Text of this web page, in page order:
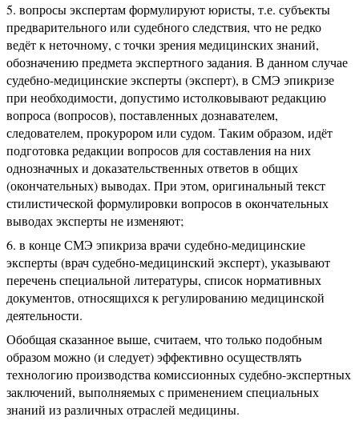
вопросы экспертам формулируют юристы, т.е. субъекты
предварительного или судебного следствия, что не редко
ведёт к неточному, с точки зрения медицинских знаний,
обозначению предмета экспертного задания. В данном случае
судебно-медицинские эксперты (эксперт), в СМЭ эпикризе
при необходимости, допустимо истолковывают редакцию
вопроса (вопросов), поставленных дознавателем,
следователем, прокурором или судом. Таким образом, идёт
подготовка редакции вопросов для составления на них
однозначных и доказательственных ответов в общих
(окончательных) выводах. При этом, оригинальный текст
стилистической формулировки вопросов в окончательных
выводах эксперты не изменяют;
в конце СМЭ эпикриза врачи судебно-медицинские
эксперты (врач судебно-медицинский эксперт), указывают
перечень специальной литературы, список нормативных
документов, относящихся к регулированию медицинской
деятельности.
Обобщая сказанное выше, считаем, что только подобным
образом можно (и следует) эффективно осуществлять
технологию производства комиссионных судебно-экспертных
заключений, выполняемых с применением специальных
знаний из различных отраслей медицины.